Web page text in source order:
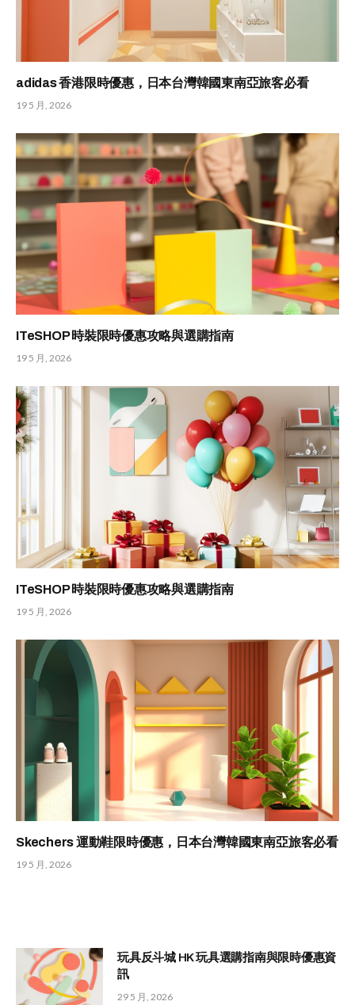
adidas 香港限時優惠，日本台灣韓國東南亞旅客必看
19 5 月, 2026
ITeSHOP 時裝限時優惠攻略與選購指南
19 5 月, 2026
ITeSHOP 時裝限時優惠攻略與選購指南
19 5 月, 2026
Skechers 運動鞋限時優惠，日本台灣韓國東南亞旅客必看
19 5 月, 2026
玩具反斗城 HK 玩具選購指南與限時優惠資
訊
29 5 月, 2026